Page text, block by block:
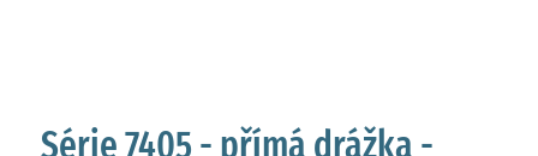
Série 7405 - přímá drážka -